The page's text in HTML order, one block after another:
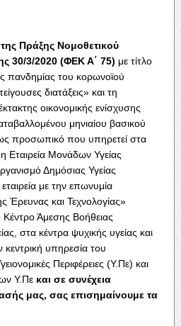
Πράξης Νομοθετικού
30/3/2020 (ΦΕΚ Α΄ 75) με τίτλο
πανδημίας του κορωνοϊού
διατάξεις» και τη
οικονομικής ενίσχυσης
μηνιαίου βασικού
προσωπικό που υπηρετεί στα
Εταιρεία Μονάδων Υγείας
Δημόσιας Υγείας
με την επωνυμία
Έρευνας και Τεχνολογίας»
Άμεσης Βοήθειας
στα κέντρα ψυχικής υγείας και
κεντρική υπηρεσία του
Περιφέρειες (Υ.Πε) και
Υ.Πε και σε συνέχεια
μας, σας επισημαίνουμε τα